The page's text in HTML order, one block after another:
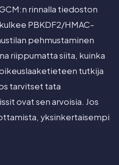
rinnalla tiedoston
PBKDF2/HMAC-
pehmustaminen
riippumatta siita, kuinka
tutkija
tarvitset tata
ovat sen arvoisia. Jos
yksinkertaisempi